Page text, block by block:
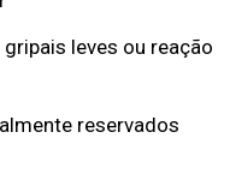
leves ou reação
reservados